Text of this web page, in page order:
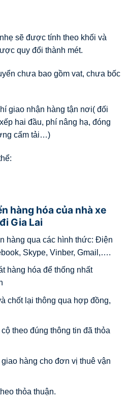
sẽ được tính theo khối và
quy đổi thành mét.
chưa bao gồm vat, chưa bốc
giao nhận hàng tận nơi( đối
hai đầu, phí nâng hạ, đóng
cấm tải…)
hàng hóa của nhà xe
Gia Lai
hàng qua các hình thức: Điện
Skype, Vinber, Gmail,….
hàng hóa để thống nhất
chốt lại thông qua hợp đồng,
theo đúng thông tin đã thỏa
hàng cho đơn vị thuê vận
thỏa thuận.